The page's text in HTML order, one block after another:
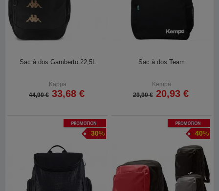
Sac à dos Gamberto 22,5L
Kappa
44,90 € 33,68 €
Sac à dos Team
Kempa
29,90 € 20,93 €
Promotion
-30%
Promotion
-40%